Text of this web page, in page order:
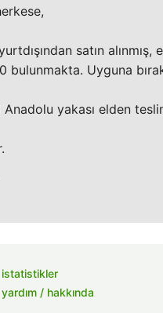
satın alınmış,
bulunmakta. Uyguna
Anadolu yakası elden
istatistikler
yardım / hakkında